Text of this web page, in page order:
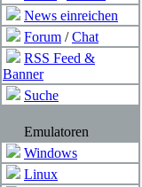
News einreichen
Forum /Chat
RSS Feed &
Banner
Suche
Emulatoren
Windows
Linux